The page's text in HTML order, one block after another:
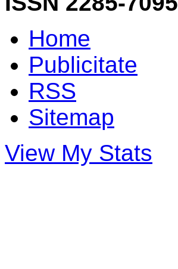
Home
Publicitate
RSS
Sitemap
View My Stats